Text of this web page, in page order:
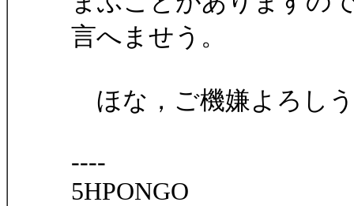
言へませう。
ほな，ご機嫌よろし
----
5HPONGO